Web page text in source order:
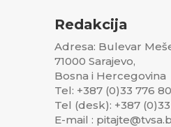
Redakcija
Adresa: Bulevar
71000 Sarajevo,
Bosna i Hercegovina
Tel: +387 (0)33 776
Tel (desk): +387
E-mail :